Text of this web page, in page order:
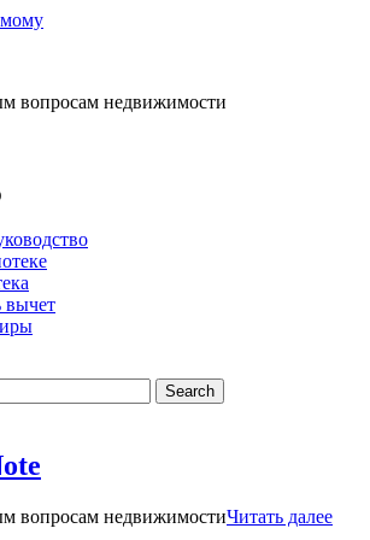
вопросам недвижимости
вычет
вопросам недвижимостиЧитать далее